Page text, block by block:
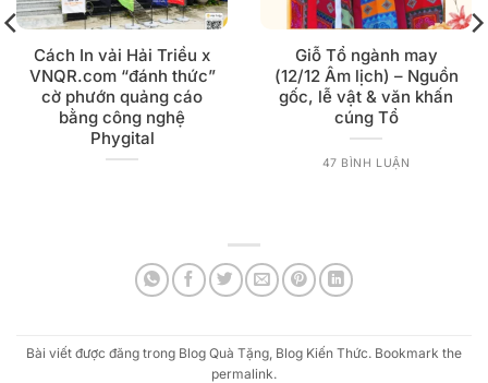
Cách In vải Hải Triều x
VNQR.com “đánh thức”
cờ phướn quảng cáo
bằng công nghệ
Phygital
Giỗ Tổ ngành may
(12/12 Âm lịch) – Nguồn
gốc, lễ vật & văn khấn
cúng Tổ
47 BÌNH LUẬN
Bài viết được đăng trong Blog Quà Tặng Blog Kiến Thức. Bookmark the
permalink.